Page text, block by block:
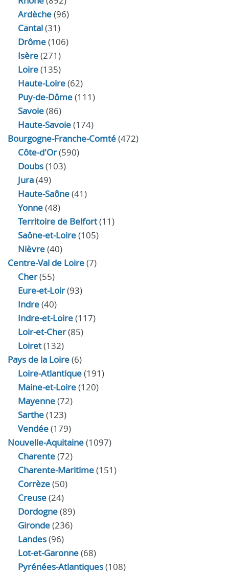
Ardèche(96)
Cantal(31)
Drôme(106)
Isère(271)
Loire(135)
Haute-Loire(62)
Puy-de-Dôme(111)
Savoie(86)
Haute-Savoie(174)
Bourgogne-Franche-Comté(472)
Côte-d'Or(590)
Doubs(103)
Jura(49)
Haute‑Saône(41)
Yonne(48)
Territoire de Belfort(11)
Saône-et-Loire(105)
Nièvre(40)
Centre-Val de Loire(7)
Cher(55)
Eure‑et‑Loir(93)
Indre(40)
Indre‑et‑Loire(117)
Loir‑et‑Cher(85)
Loiret(132)
Pays de la Loire(6)
Loire-Atlantique(191)
Maine-et-Loire(120)
Mayenne(72)
Sarthe(123)
Vendée(179)
Nouvelle-Aquitaine(1097)
Charente(72)
Charente-Maritime(151)
Corrèze(50)
Creuse(24)
Dordogne(89)
Gironde(236)
Landes(96)
Lot-et-Garonne(68)
Pyrénées-Atlantiques(108)